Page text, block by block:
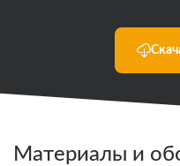
Материалы и